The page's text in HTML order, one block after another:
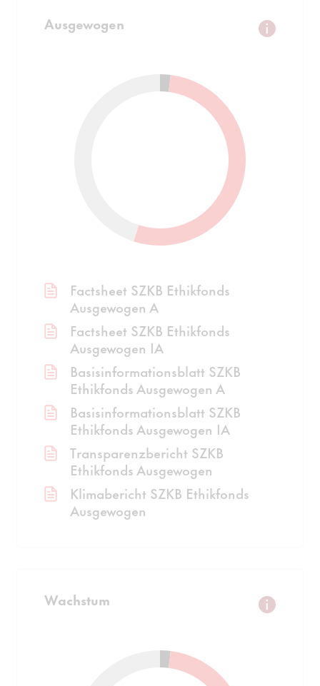
Ausgewogen
Factsheet SZKB Ethikfonds
Ausgewogen A
Factsheet SZKB Ethikfonds
Ausgewogen IA
Basisinformationsblatt SZKB
Ethikfonds Ausgewogen A
Basisinformationsblatt SZKB
Ethikfonds Ausgewogen IA
Transparenzbericht SZKB
Ethikfonds Ausgewogen
Klimabericht SZKB Ethikfonds
Ausgewogen
Wachstum